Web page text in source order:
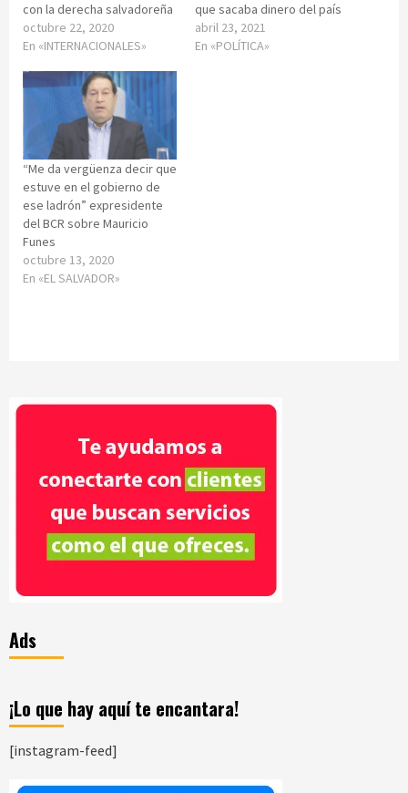
con la derecha salvadoreña
octubre 22, 2020
En «INTERNACIONALES»
que sacaba dinero del país
abril 23, 2021
En «POLÍTICA»
“Me da vergüenza decir que
estuve en el gobierno de
ese ladrón” expresidente
del BCR sobre Mauricio
Funes
octubre 13, 2020
En «EL SALVADOR»
Ads
¡Lo que hay aquí te encantara!
[instagram-feed]